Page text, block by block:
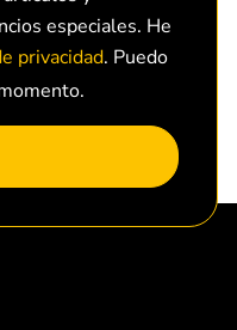
especiales. He
privacidad. Puedo